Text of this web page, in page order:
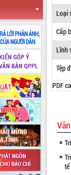
Loại
Cấp
Lĩnh
Tệp
PDF